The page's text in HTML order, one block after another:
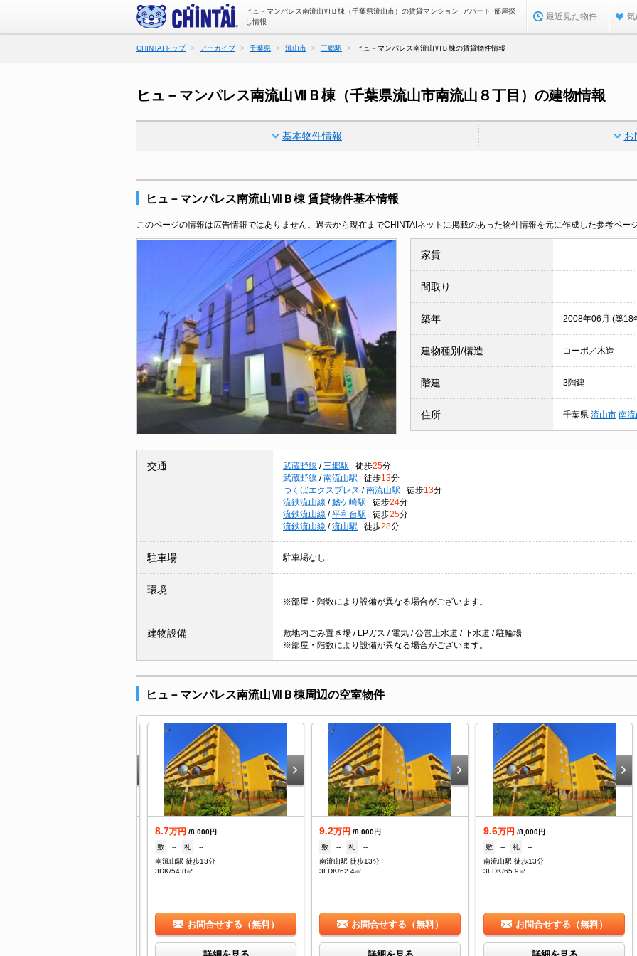
ヒュ－マンパレス南流山ⅦＢ棟（千葉県流山市）の賃貸マンション･アパート･部屋探
し情報
最近見た物件 気
CHINTAIトップ アーカイブ 千葉県 流山市 三郷駅 ヒュ－マンパレス南流山ⅦＢ棟の賃貸物件情報
ヒュ－マンパレス南流山ⅦＢ棟（千葉県流山市南流山８丁目）の建物情報
基本物件情報 お
ヒュ－マンパレス南流山ⅦＢ棟 賃貸物件基本情報
このページの情報は広告情報ではありません。過去から現在までCHINTAIネットに掲載のあった物件情報を元に作成した参考ページ
家賃 --
間取り --
築年 2008年06月 (築18
建物種別/構造 コーポ／木造
階建 3階建
住所 千葉県 流山市 南流
交通 武蔵野線 / 三郷駅 徒歩25分
武蔵野線 / 南流山駅 徒歩13分
つくばエクスプレス / 南流山駅 徒歩13分
流鉄流山線 / 鰭ケ崎駅 徒歩24分
流鉄流山線 / 平和台駅 徒歩25分
流鉄流山線 / 流山駅 徒歩28分
駐車場 駐車場なし
環境
--
※部屋・階数により設備が異なる場合がございます。
建物設備
敷地内ごみ置き場 / LPガス / 電気 / 公営上水道 / 下水道 / 駐輪場
※部屋・階数により設備が異なる場合がございます。
ヒュ－マンパレス南流山ⅦＢ棟周辺の空室物件
8.7万円 /8,000円
敷
-- 礼
--
南流山駅 徒歩13分
3DK/54.8㎡
お問合せする（無料）
9.2万円 /8,000円
敷
-- 礼
--
南流山駅 徒歩13分
3LDK/62.4㎡
お問合せする（無料）
9.6万円 /8,000円
敷
-- 礼
--
南流山駅 徒歩13分
3LDK/65.9㎡
お問合せする（無料）